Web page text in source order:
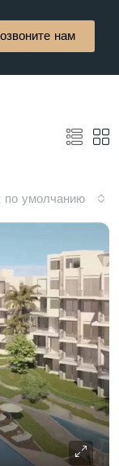
нам
по умолчанию